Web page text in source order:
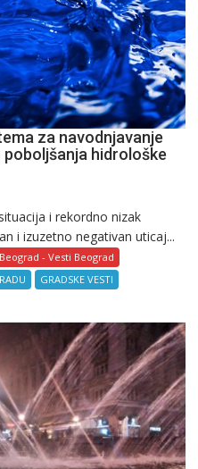
za navodnjavanje
poboljšanja hidrološke
i rekordno nizak
i izuzetno negativan uticaj...
Beograd - Vesti Beograd
GRADSKE VESTI